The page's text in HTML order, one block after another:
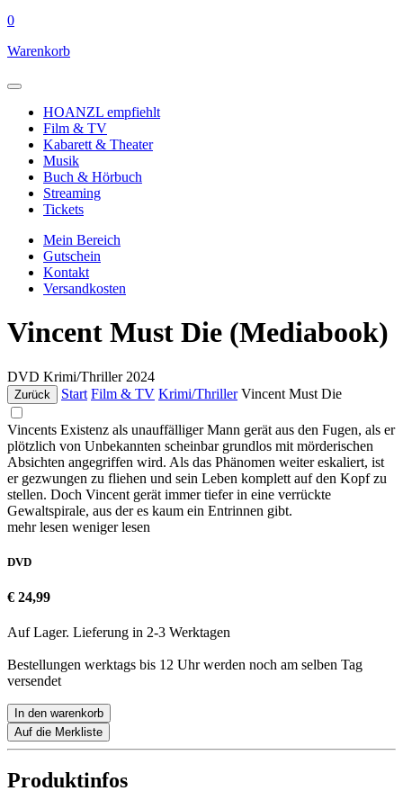
0
Warenkorb
HOANZL empfiehlt
Film & TV
Kabarett & Theater
Musik
Buch & Hörbuch
Streaming
Tickets
Mein Bereich
Gutschein
Kontakt
Versandkosten
Vincent Must Die (Mediabook)
DVD Krimi/Thriller 2024
Zurück Start Film & TV Krimi/Thriller Vincent Must Die
Vincents Existenz als unauffälliger Mann gerät aus den Fugen, als er
plötzlich von Unbekannten scheinbar grundlos mit mörderischen
Absichten angegriffen wird. Als das Phänomen weiter eskaliert, ist
er gezwungen zu fliehen und sein Leben komplett auf den Kopf zu
stellen. Doch Vincent gerät immer tiefer in eine verrückte
Gewaltspirale, aus der es kaum ein Entrinnen gibt.
mehr lesen weniger lesen
DVD
€ 24,99
Auf Lager. Lieferung in 2-3 Werktagen
Bestellungen werktags bis 12 Uhr werden noch am selben Tag
versendet
In den warenkorb
Auf die Merkliste
Produktinfos